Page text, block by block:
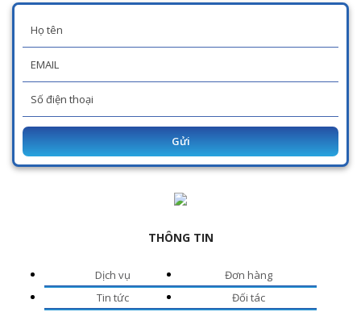
Gửi
THÔNG TIN
Dịch vụ
Đơn hàng
Tin tức
Đối tác